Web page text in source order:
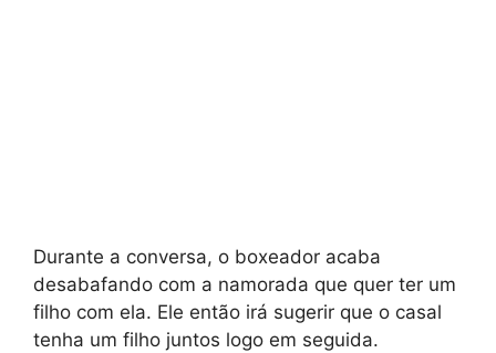
Durante a conversa, o boxeador acaba
desabafando com a namorada que quer ter um
filho com ela. Ele então irá sugerir que o casal
tenha um filho juntos logo em seguida.